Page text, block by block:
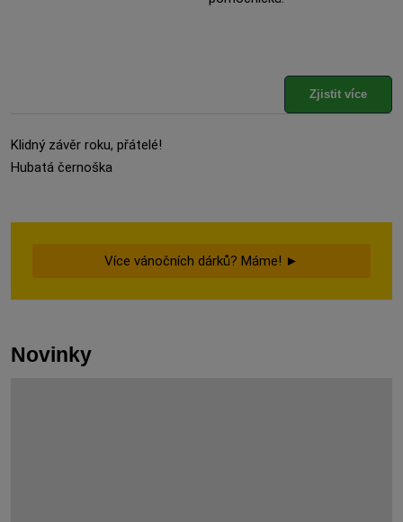
Zjistit více
Klidný závěr roku, přátelé!
Hubatá černoška
Více vánočních dárků? Máme! ►
Novinky